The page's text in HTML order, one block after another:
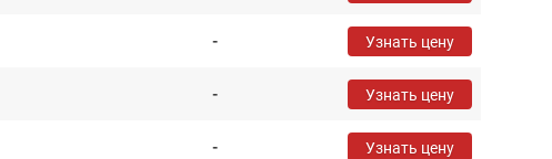
- Узнать цену
- Узнать цену
- Узнать цену